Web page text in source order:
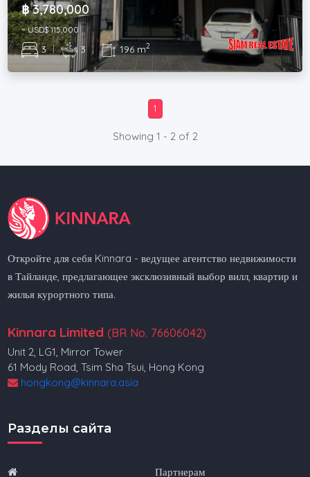
฿ 3,780,000
~ USD$ 115,000
3 | 3 | 196 m2
1
Showing 1 - 2 of 2
Откройте для себя Kinnara - ведущее агентство недвижимости
в Тайланде, предлагающее эксклюзивный выбор вилл, квартир и
жилья курортного типа.
Kinnara Limited (BR No. 76606042)
Unit 2, LG1, Mirror Tower
61 Mody Road, Tsim Sha Tsui, Hong Kong
hongkong@kinnara.asia
Разделы сайта
Партнерам